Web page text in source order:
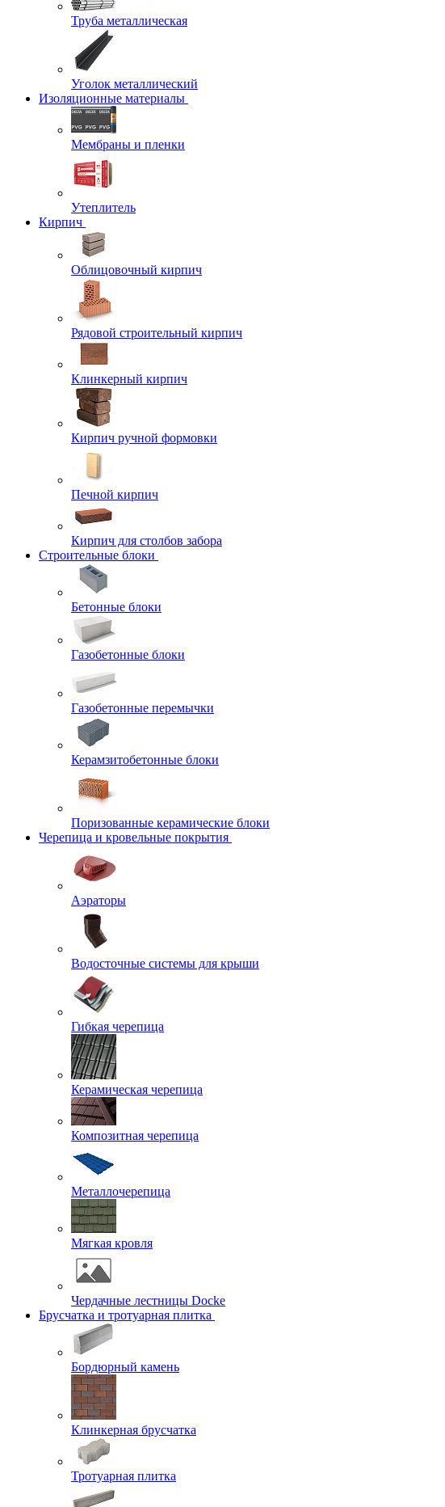
Труба металлическая
Уголок металлический
Изоляционные материалы
Мембраны и пленки
Утеплитель
Кирпич
Облицовочный кирпич
Рядовой строительный кирпич
Клинкерный кирпич
Кирпич ручной формовки
Печной кирпич
Кирпич для столбов забора
Строительные блоки
Бетонные блоки
Газобетонные блоки
Газобетонные перемычки
Керамзитобетонные блоки
Поризованные керамические блоки
Черепица и кровельные покрытия
Аэраторы
Водосточные системы для крыши
Гибкая черепица
Керамическая черепица
Композитная черепица
Металлочерепица
Мягкая кровля
Чердачные лестницы Docke
Брусчатка и тротуарная плитка
Бордюрный камень
Клинкерная брусчатка
Тротуарная плитка